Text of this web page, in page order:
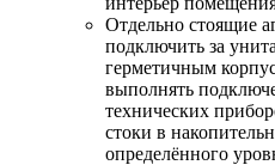
Отдельно стоящие
подключить за
герметичным
выполнять
технических
стоки в
определённого